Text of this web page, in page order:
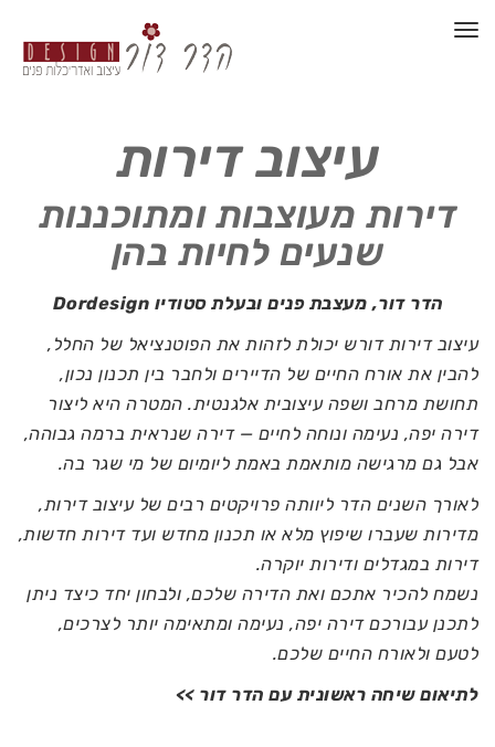
תפריט
עיצוב דירות
דירות מעוצבות ומתוכננות
שנעים לחיות בהן
הדר דור, מעצבת פנים ובעלת סטודיו Dordesign
עיצוב דירות דורש יכולת לזהות את הפוטנציאל של החלל,
להבין את אורח החיים של הדיירים ולחבר בין תכנון נכון,
תחושת מרחב ושפה עיצובית אלגנטית. המטרה היא ליצור
דירה יפה, נעימה ונוחה לחיים — דירה שנראית ברמה גבוהה,
אבל גם מרגישה מותאמת באמת ליומיום של מי שגר בה.
לאורך השנים הדר ליוותה פרויקטים רבים של עיצוב דירות,
מדירות שעברו שיפוץ מלא או תכנון מחדש ועד דירות חדשות,
דירות במגדלים ודירות יוקרה.
נשמח להכיר אתכם ואת הדירה שלכם, ולבחון יחד כיצד ניתן
לתכנן עבורכם דירה יפה, נעימה ומתאימה יותר לצרכים,
לטעם ולאורח החיים שלכם.
לתיאום שיחה ראשונית עם הדר דור >>